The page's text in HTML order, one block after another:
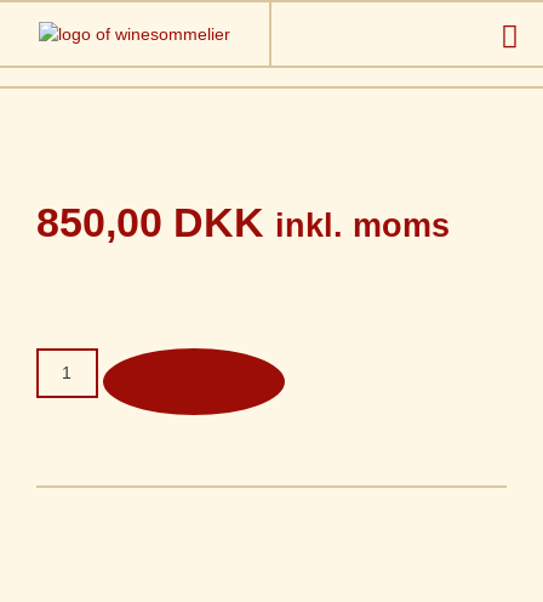
850,00 DKK inkl. moms